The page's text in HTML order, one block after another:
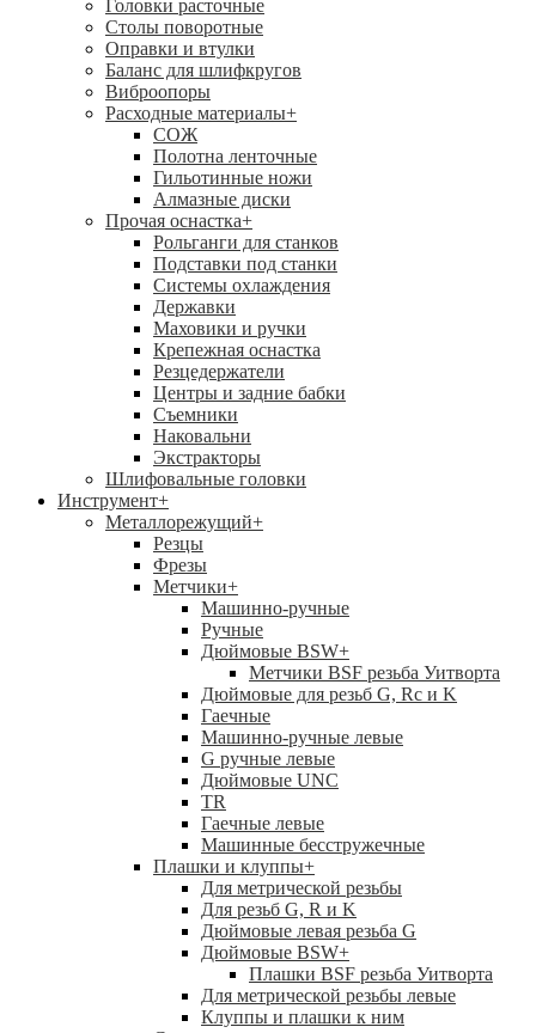
Головки расточные
Столы поворотные
Оправки и втулки
Баланс для шлифкругов
Виброопоры
Расходные материалы+
СОЖ
Полотна ленточные
Гильотинные ножи
Алмазные диски
Прочая оснастка+
Рольганги для станков
Подставки под станки
Системы охлаждения
Державки
Маховики и ручки
Крепежная оснастка
Резцедержатели
Центры и задние бабки
Съемники
Наковальни
Экстракторы
Шлифовальные головки
Инструмент+
Металлорежущий+
Резцы
Фрезы
Метчики+
Машинно-ручные
Ручные
Дюймовые BSW+
Метчики BSF резьба Уитворта
Дюймовые для резьб G, Rc и K
Гаечные
Машинно-ручные левые
G ручные левые
Дюймовые UNC
TR
Гаечные левые
Машинные бесстружечные
Плашки и клуппы+
Для метрической резьбы
Для резьб G, R и K
Дюймовые левая резьба G
Дюймовые BSW+
Плашки BSF резьба Уитворта
Для метрической резьбы левые
Клуппы и плашки к ним